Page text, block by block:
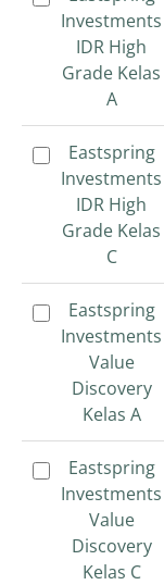
Investments
IDR High
Grade Kelas
Eastspring
Investments
IDR High
Grade Kelas
Eastspring
Investments
Value
Discovery
Kelas A
Eastspring
Investments
Value
Discovery
Kelas C
Investments
IDR High
Grade Kelas
A
Eastspring
Investments
IDR High
Grade Kelas
C
Eastspring
Investments
Value
Discovery
Kelas A
Eastspring
Investments
Value
Discovery
Kelas C